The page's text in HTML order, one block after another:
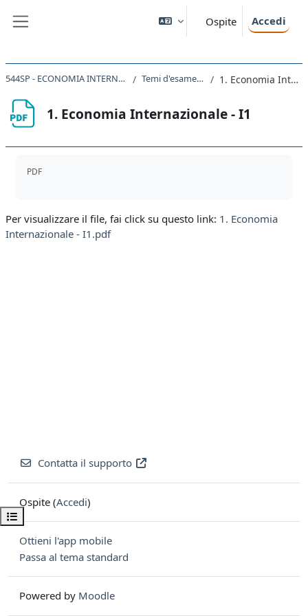
Ospite Accedi
Apri indice del corso
544SP - ECONOMIA INTERNAZIONALE 2023 - 2024 Temi d'esame AA 2020-2021 1. Economia Internazionale - I1
1. Economia Internazionale - I1
PDF
Per visualizzare il file, fai click su questo link: 1. Economia
Internazionale - I1.pdf
Contatta il supporto
Ospite (Accedi)
Ottieni l'app mobile
Passa al tema standard
Powered by Moodle